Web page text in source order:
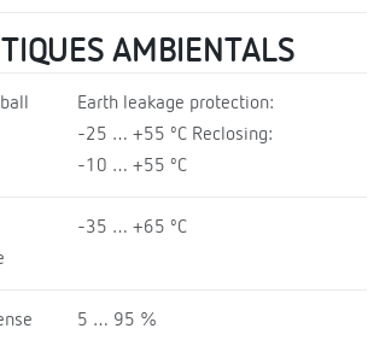
AMBIENTALS
Earth leakage protection:
-25 … +55 ºC Reclosing:
-10 … +55 ºC
-35 … +65 ºC
5 … 95 %